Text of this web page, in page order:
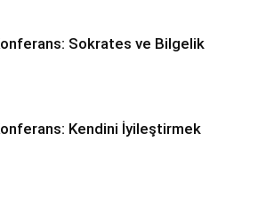
Sokrates ve Bilgelik
Kendini İyileştirmek